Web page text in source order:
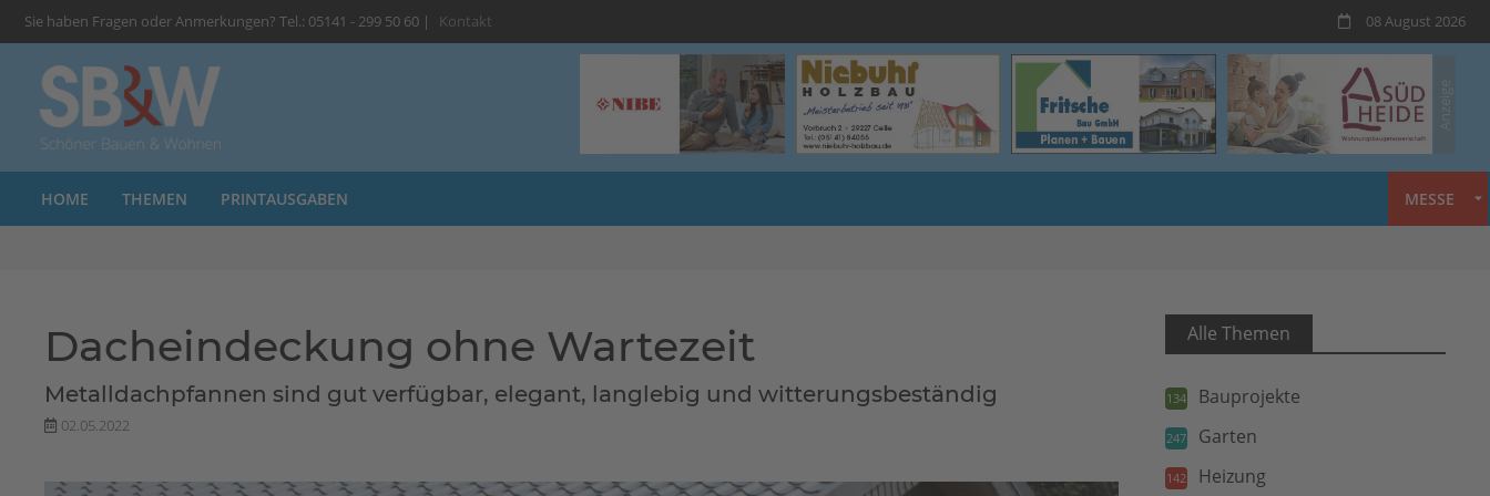
Sie haben Fragen oder Anmerkungen? Tel.: 05141 - 299 50 60 | Kontakt 08 August 2026
HOME THEMEN PRINTAUSGABEN MESSE
Dacheindeckung ohne Wartezeit
Metalldachpfannen sind gut verfügbar, elegant, langlebig und witterungsbeständig
02.05.2022
Alle Themen
134 Bauprojekte
247 Garten
142 Heizung